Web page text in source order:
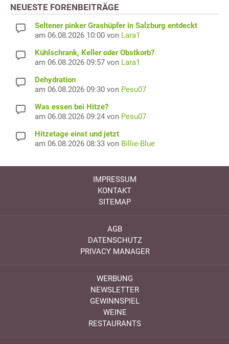
NEUESTE FORENBEITRÄGE
Seltener pinker Grashüpfer in Salzburg entdeckt
am 06.08.2026 10:00 von Lara1
Kühlschrank, Keller oder Obstkorb?
am 06.08.2026 09:57 von Lara1
Dehydration
am 06.08.2026 09:30 von Pesu07
Was essen bei Hitze?
am 06.08.2026 09:24 von Pesu07
Hitzetage einst und jetzt
am 06.08.2026 08:33 von Billie-Blue
IMPRESSUM
KONTAKT
SITEMAP
AGB
DATENSCHUTZ
PRIVACY MANAGER
WERBUNG
NEWSLETTER
GEWINNSPIEL
WEINE
RESTAURANTS